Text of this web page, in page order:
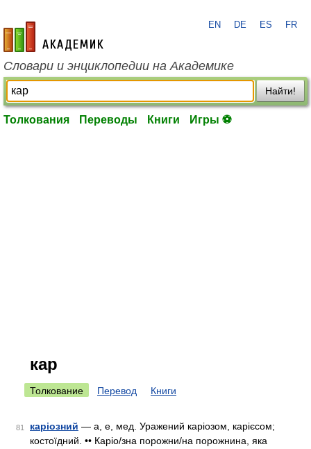
academic.ru
EN DE ES FR
Словари и энциклопедии на Академике
Найти!
Толкования Переводы Книги Игры ⚽
кар
Толкование Перевод Книги
81 каріозний — а, е, мед. Уражений каріозом, карієсом;
костоїдний. •• Каріо/зна порожни/на порожнина, яка